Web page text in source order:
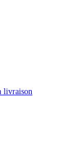
livraison